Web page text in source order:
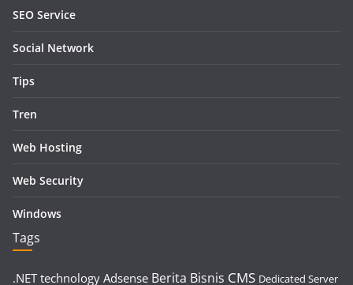
SEO Service
Social Network
Tips
Tren
Web Hosting
Web Security
Windows
Tags
.NET technology Adsense Berita Bisnis CMS Dedicated Server